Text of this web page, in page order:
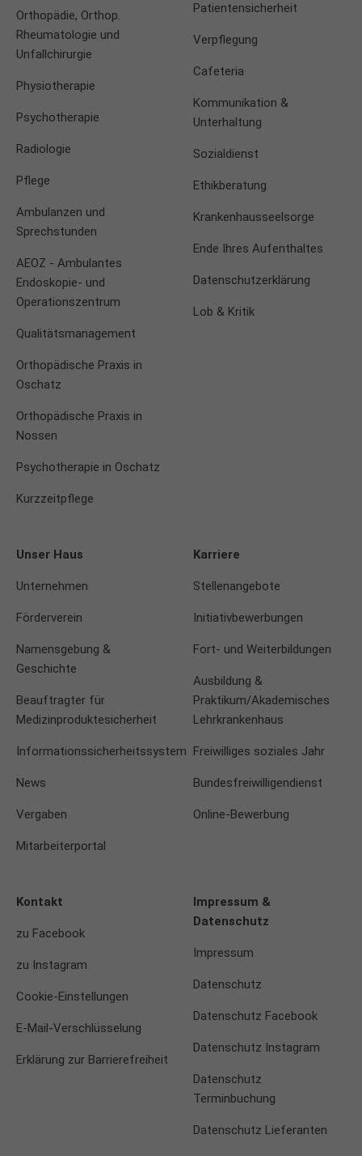
Orthopädie, Orthop.
Rheumatologie und
Unfallchirurgie
Physiotherapie
Psychotherapie
Radiologie
Pflege
Ambulanzen und
Sprechstunden
AEOZ - Ambulantes
Endoskopie- und
Operationszentrum
Qualitätsmanagement
Orthopädische Praxis in
Oschatz
Orthopädische Praxis in
Nossen
Psychotherapie in Oschatz
Kurzzeitpflege
Patientensicherheit
Verpflegung
Cafeteria
Kommunikation &
Unterhaltung
Sozialdienst
Ethikberatung
Krankenhausseelsorge
Ende Ihres Aufenthaltes
Datenschutzerklärung
Lob & Kritik
Unser Haus
Unternehmen
Förderverein
Namensgebung &
Geschichte
Beauftragter für
Medizinproduktesicherheit
Informationssicherheitssystem
News
Vergaben
Mitarbeiterportal
Karriere
Stellenangebote
Initiativbewerbungen
Fort- und Weiterbildungen
Ausbildung &
Praktikum/Akademisches
Lehrkrankenhaus
Freiwilliges soziales Jahr
Bundesfreiwilligendienst
Online-Bewerbung
Kontakt
zu Facebook
zu Instagram
Cookie-Einstellungen
E-Mail-Verschlüsselung
Erklärung zur Barrierefreiheit
Impressum &
Datenschutz
Impressum
Datenschutz
Datenschutz Facebook
Datenschutz Instagram
Datenschutz
Terminbuchung
Datenschutz Lieferanten